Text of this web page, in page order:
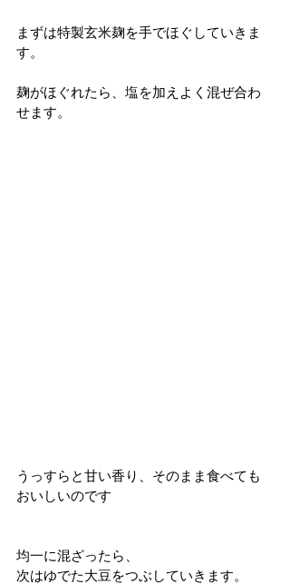
まずは特製玄米麹を手でほぐしていきま
す。
麹がほぐれたら、塩を加えよく混ぜ合わ
せます。
うっすらと甘い香り、そのまま食べても
おいしいのです
均一に混ざったら、
次はゆでた大豆をつぶしていきます。